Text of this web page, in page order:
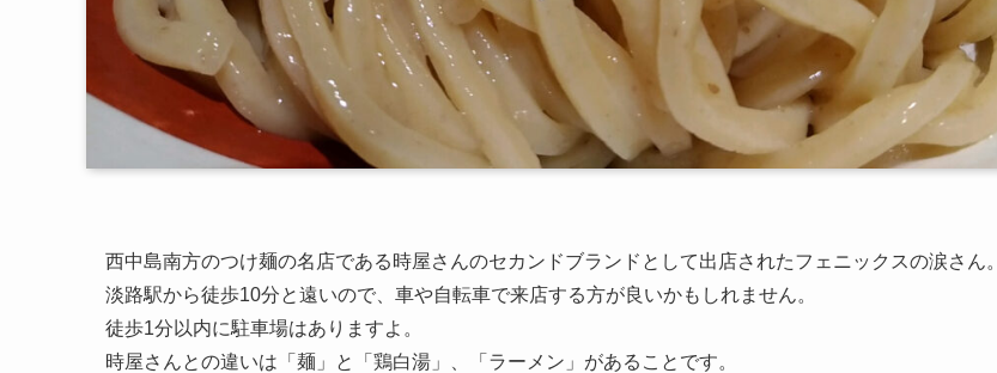
西中島南方のつけ麺の名店である時屋さんのセカンドブランドとして出店されたフェニックスの涙さん。
淡路駅から徒歩10分と遠いので、車や自転車で来店する方が良いかもしれません。
徒歩1分以内に駐車場はありますよ。
時屋さんとの違いは「麺」と「鶏白湯」、「ラーメン」があることです。